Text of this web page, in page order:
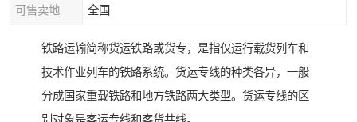
可售卖地 全国
铁路运输简称货运铁路或货专，是指仅运行载货列车和
技术作业列车的铁路系统。货运专线的种类各异，一般
分成国家重载铁路和地方铁路两大类型。货运专线的区